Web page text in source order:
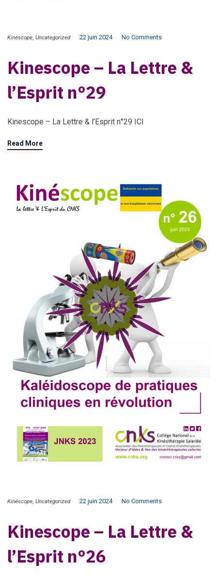
Kinéscope, Uncategorized 22 juin 2024 No Comments
Kinescope – La Lettre &
l’Esprit n°29
Kinescope – La Lettre & l’Esprit n°29 ICI
Read More
Kinéscope Uncategorized 22 juin 2024 No Comments
Kinescope – La Lettre &
l’Esprit n°26